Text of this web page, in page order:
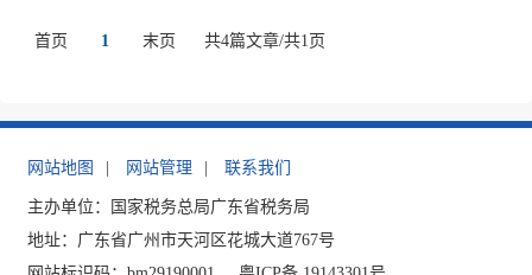
首页 1 末页 共4篇文章/共1页
网站地图 网站管理 联系我们
主办单位：国家税务总局广东省税务局
地址：广东省广州市天河区花城大道767号